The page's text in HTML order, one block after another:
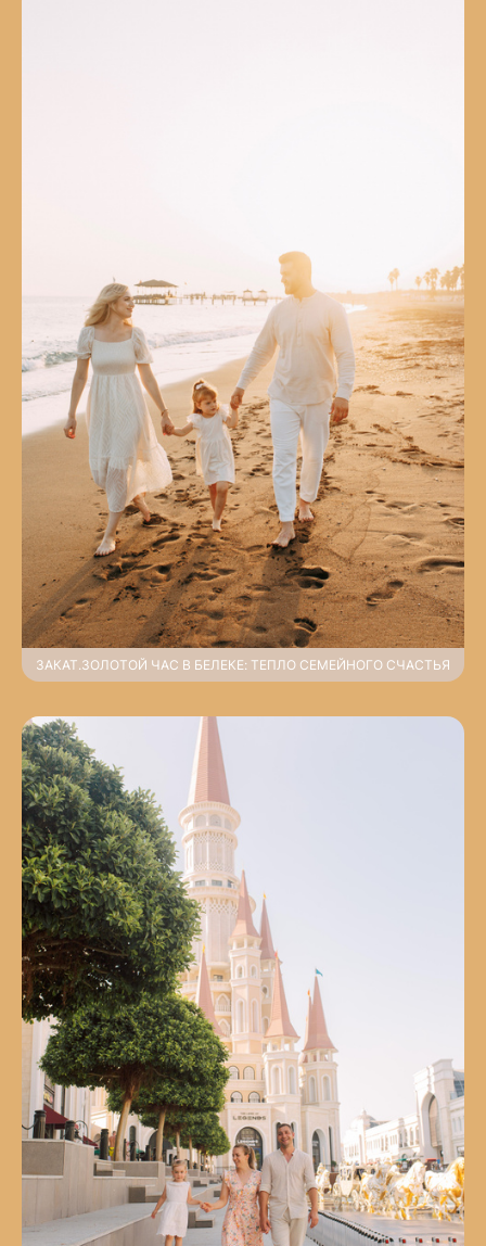
ЗАКАТ.ЗОЛОТОЙ ЧАС В БЕЛЕКЕ: ТЕПЛО СЕМЕЙНОГО СЧАСТЬЯ